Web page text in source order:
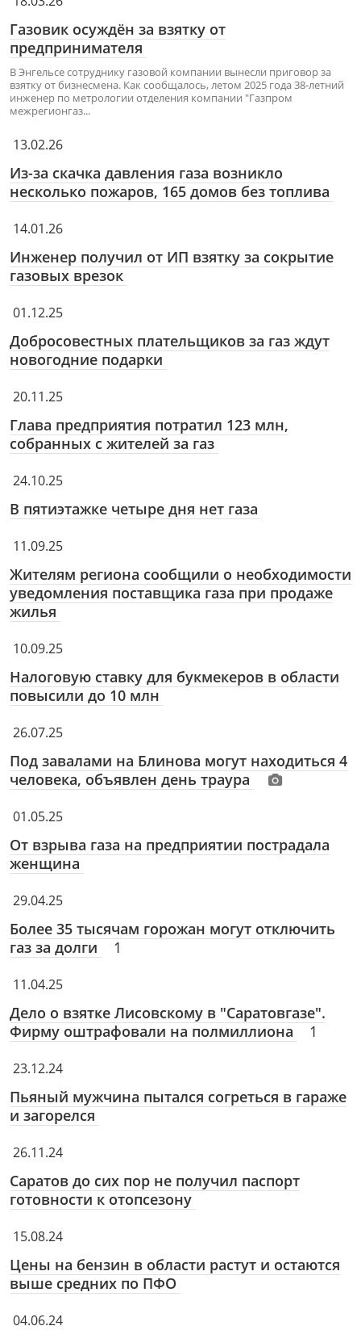
Газовик осуждён за взятку от
предпринимателя
В Энгельсе сотруднику газовой компании вынесли приговор за
взятку от бизнесмена. Как сообщалось, летом 2025 года 38-летний
инженер по метрологии отделения компании "Газпром
межрегионгаз...
13.02.26
Из-за скачка давления газа возникло
несколько пожаров, 165 домов без топлива
14.01.26
Инженер получил от ИП взятку за сокрытие
газовых врезок
01.12.25
Добросовестных плательщиков за газ ждут
новогодние подарки
20.11.25
Глава предприятия потратил 123 млн,
собранных с жителей за газ
24.10.25
В пятиэтажке четыре дня нет газа
11.09.25
Жителям региона сообщили о необходимости
уведомления поставщика газа при продаже
жилья
10.09.25
Налоговую ставку для букмекеров в области
повысили до 10 млн
26.07.25
Под завалами на Блинова могут находиться 4
человека, объявлен день траура
01.05.25
От взрыва газа на предприятии пострадала
женщина
29.04.25
Более 35 тысячам горожан могут отключить
газ за долги
1
11.04.25
Дело о взятке Лисовскому в "Саратовгазе".
Фирму оштрафовали на полмиллиона
1
23.12.24
Пьяный мужчина пытался согреться в гараже
и загорелся
26.11.24
Саратов до сих пор не получил паспорт
готовности к отопсезону
15.08.24
Цены на бензин в области растут и остаются
выше средних по ПФО
04.06.24